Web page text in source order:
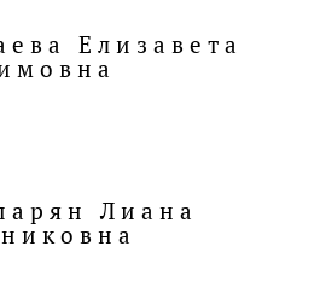
Елизавета
Лиана